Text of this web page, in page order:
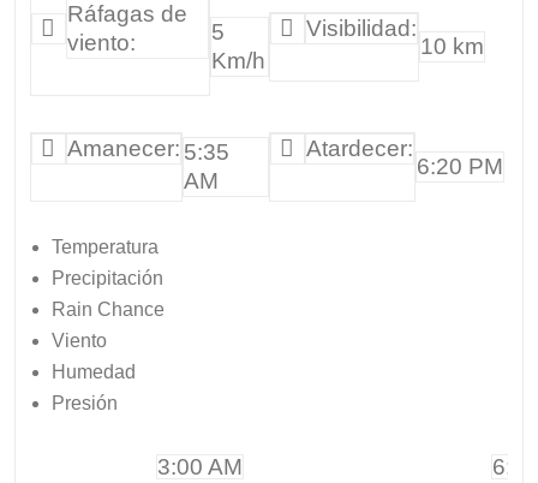
Ráfagas de
viento:
5
Km/h
Visibilidad:
10 km
Amanecer: 5:35
AM
Atardecer:
6:20 PM
Temperatura
Precipitación
Rain Chance
Viento
Humedad
Presión
3:00 AM